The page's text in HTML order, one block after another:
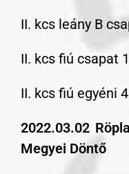
II. kcs leány B
II. kcs fiú csapat
II. kcs fiú egyéni
2022.03.02
Megyei Döntő